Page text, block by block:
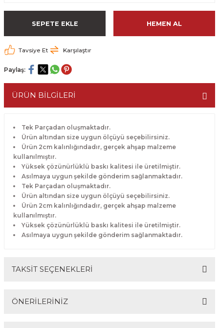
SEPETE EKLE HEMEN AL
Tavsiye Et Karşılaştır
Paylaş:
ÜRÜN BİLGİLERİ
Tek Parçadan oluşmaktadır.
Ürün altından size uygun ölçüyü seçebilirsiniz.
Ürün 2cm kalınlığındadır, gerçek ahşap malzeme
kullanılmıştır.
Yüksek çözünürlüklü baskı kalitesi ile üretilmiştir.
Asılmaya uygun şekilde gönderim sağlanmaktadır.
Tek Parçadan oluşmaktadır.
Ürün altından size uygun ölçüyü seçebilirsiniz.
Ürün 2cm kalınlığındadır, gerçek ahşap malzeme
kullanılmıştır.
Yüksek çözünürlüklü baskı kalitesi ile üretilmiştir.
Asılmaya uygun şekilde gönderim sağlanmaktadır.
TAKSİT SEÇENEKLERİ
ÖNERİLERİNİZ